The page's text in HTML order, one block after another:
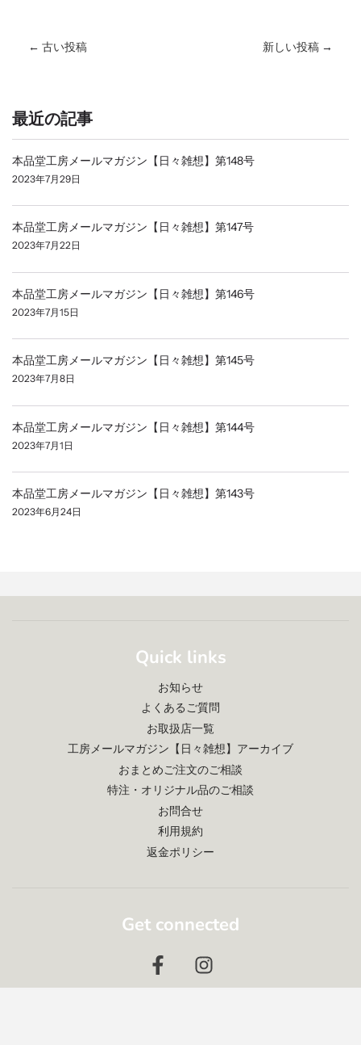
← 古い投稿 新しい投稿 →
最近の記事
本品堂工房メールマガジン【日々雑想】第148号
2023年7月29日
本品堂工房メールマガジン【日々雑想】第147号
2023年7月22日
本品堂工房メールマガジン【日々雑想】第146号
2023年7月15日
本品堂工房メールマガジン【日々雑想】第145号
2023年7月8日
本品堂工房メールマガジン【日々雑想】第144号
2023年7月1日
本品堂工房メールマガジン【日々雑想】第143号
2023年6月24日
Quick links
お知らせ
よくあるご質問
お取扱店一覧
工房メールマガジン【日々雑想】アーカイブ
おまとめご注文のご相談
特注・オリジナル品のご相談
お問合せ
利用規約
返金ポリシー
Get connected